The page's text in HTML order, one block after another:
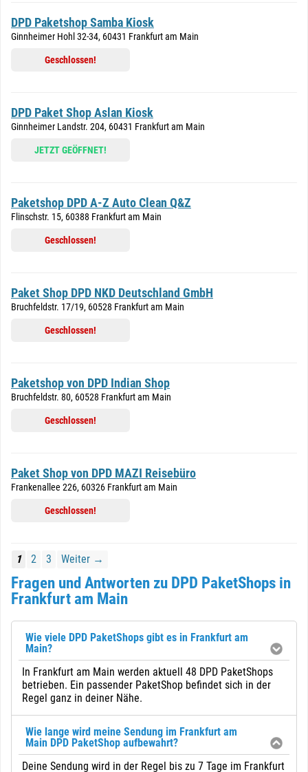
DPD Paketshop Samba Kiosk
Ginnheimer Hohl 32-34, 60431 Frankfurt am Main
Geschlossen!
DPD Paket Shop Aslan Kiosk
Ginnheimer Landstr. 204, 60431 Frankfurt am Main
JETZT GEÖFFNET!
Paketshop DPD A-Z Auto Clean Q&Z
Flinschstr. 15, 60388 Frankfurt am Main
Geschlossen!
Paket Shop DPD NKD Deutschland GmbH
Bruchfeldstr. 17/19, 60528 Frankfurt am Main
Geschlossen!
Paketshop von DPD Indian Shop
Bruchfeldstr. 80, 60528 Frankfurt am Main
Geschlossen!
Paket Shop von DPD MAZI Reisebüro
Frankenallee 226, 60326 Frankfurt am Main
Geschlossen!
1 2 3 Weiter →
Fragen und Antworten zu DPD PaketShops in
Frankfurt am Main
Wie viele DPD PaketShops gibt es in Frankfurt am
Main?
In Frankfurt am Main werden aktuell 48 DPD PaketShops
betrieben. Ein passender PaketShop befindet sich in der
Regel ganz in deiner Nähe.
Wie lange wird meine Sendung im Frankfurt am
Main DPD PaketShop aufbewahrt?
Deine Sendung wird in der Regel bis zu 7 Tage im Frankfurt